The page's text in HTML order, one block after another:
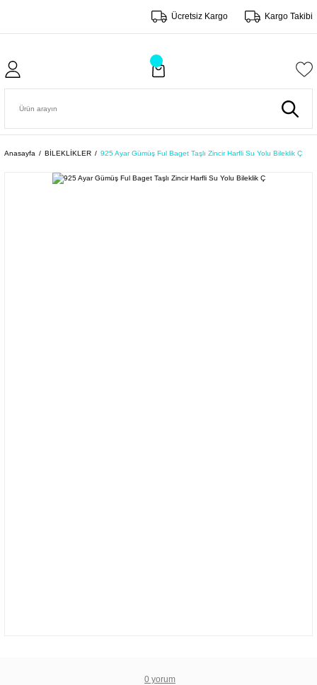
Ücretsiz Kargo Kargo Takibi
Anasayfa BİLEKLİKLER 925 Ayar Gümüş Ful Baget Taşlı Zincir Harfli Su Yolu Bileklik Ç
0 yorum